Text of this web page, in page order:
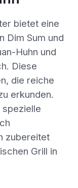
bietet eine
Dim Sum und
Huhn und
Diese
die reiche
erkunden.
zubereitet
Grill in